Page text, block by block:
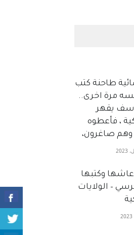
طاحنة كتب
مرة اخرى..
يقهر
، فأعطوه
وهم صاغرون،
وكتبها
– الولايات